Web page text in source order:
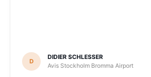
D
DIDIER SCHLESSER
Avis Stockholm Bromma Airport